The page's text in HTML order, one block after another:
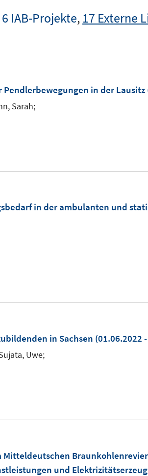
6 IAB-Projekte, 17 Externe
in der Lausitz
Sarah;
in der ambulanten und
in Sachsen (01.06.2022
Uwe;
und